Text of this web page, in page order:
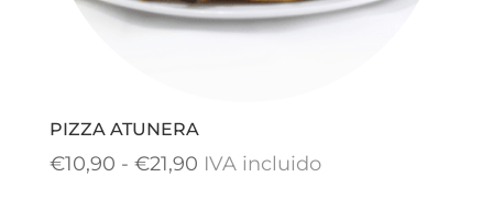
PIZZA ATUNERA
€10,90 - €21,90Rango
IVA incluido